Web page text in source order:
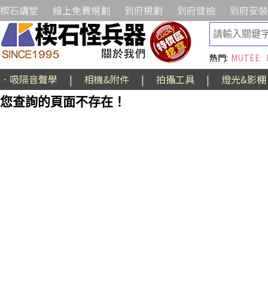
楔石講堂 線上免費規劃 到府規劃 到府健檢 到府安裝
熱門: MUTEE
．吸隔音聲學 | 相機&附件 | 拍攝工具 |
燈光&影棚
您查詢的頁面不存在！